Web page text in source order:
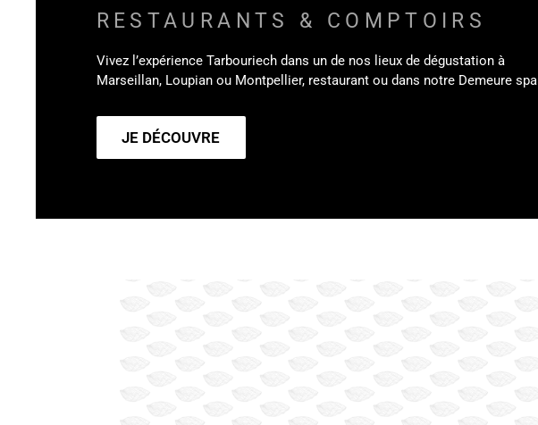
RESTAURANTS & COMPTOIRS
Vivez l’expérience Tarbouriech dans un de nos lieux de dégustation à
Marseillan, Loupian ou Montpellier, restaurant ou dans notre Demeure spa
JE DÉCOUVRE